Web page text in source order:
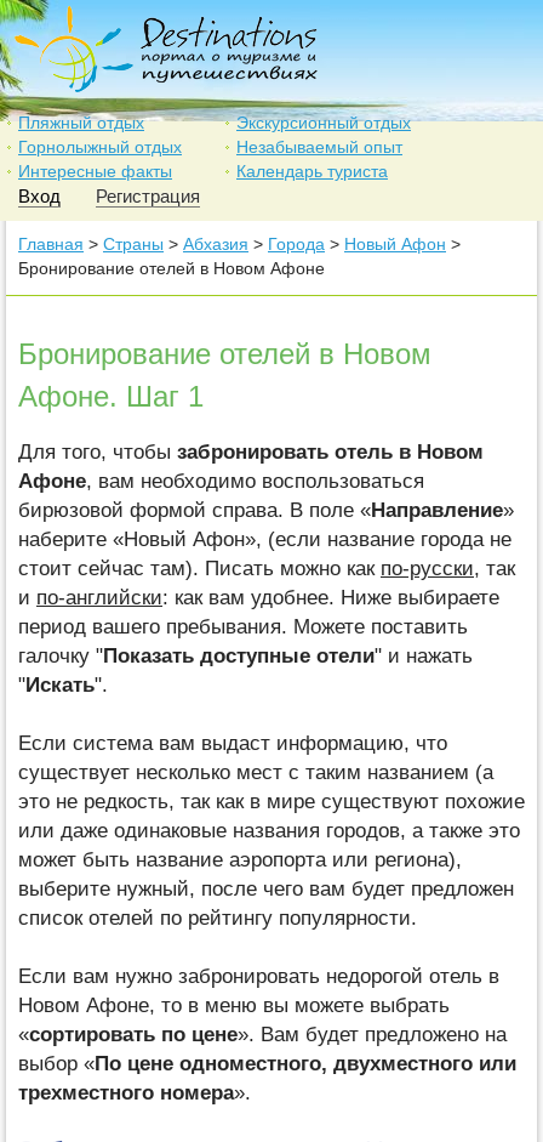
Пляжный отдых
Экскурсионный отдых
Горнолыжный отдых
Незабываемый опыт
Интересные факты
Календарь туриста
Вход Регистрация
Главная > Страны > Абхазия > Города > Новый Афон >
Бронирование отелей в Новом Афоне
Бронирование отелей в Новом
Афоне. Шаг 1
Для того, чтобы забронировать отель в Новом
Афоне, вам необходимо воспользоваться
бирюзовой формой справа. В поле «Направление»
наберите «Новый Афон», (если название города не
стоит сейчас там). Писать можно как по-русски, так
и по-английски: как вам удобнее. Ниже выбираете
период вашего пребывания. Можете поставить
галочку "Показать доступные отели" и нажать
"Искать".
Если система вам выдаст информацию, что
существует несколько мест с таким названием (а
это не редкость, так как в мире существуют похожие
или даже одинаковые названия городов, а также это
может быть название аэропорта или региона),
выберите нужный, после чего вам будет предложен
список отелей по рейтингу популярности.
Если вам нужно забронировать недорогой отель в
Новом Афоне, то в меню вы можете выбрать
«сортировать по цене». Вам будет предложено на
выбор «По цене одноместного, двухместного или
трехместного номера».